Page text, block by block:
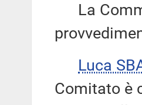
La
Luca
Comitato è